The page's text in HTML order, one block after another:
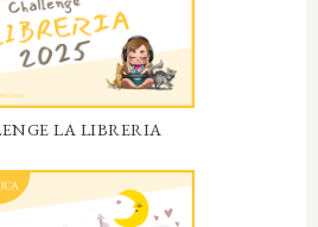
LA LIBRERIA